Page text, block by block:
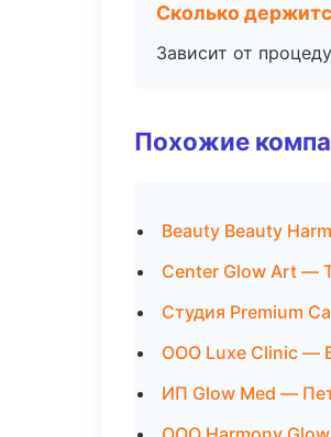
Сколько
Зависит от
Похожие
Beauty Beauty
Center Glow Art —
Студия Premium
ООО Luxe Clinic —
ИП Glow Med —